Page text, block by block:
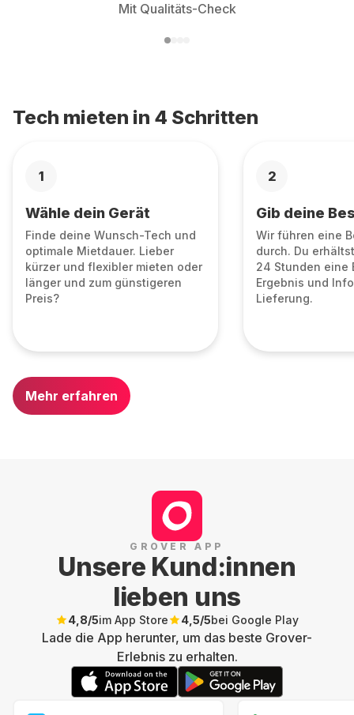
Mit Qualitäts-Check
Tech mieten in 4 Schritten
1
Wähle dein Gerät
Finde deine Wunsch-Tech und
optimale Mietdauer. Lieber
kürzer und flexibler mieten oder
länger und zum günstigeren
Preis?
2
Gib deine
Wir führen eine
durch. Du
24 Stunden eine
Ergebnis und
Lieferung.
Mehr erfahren
GROVER APP
Unsere Kund:innen
lieben uns
4,8/5im App Store 4,5/5bei Google Play
Lade die App herunter, um das beste Grover-
Erlebnis zu erhalten.